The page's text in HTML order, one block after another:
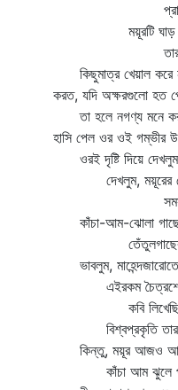
প্রাণের
ময়ূরটি ঘাড় বাঁকায়
তার উদাসীন
কিছুমাত্র খেয়াল করে না
করত, যদি অক্ষরগুলো হত
তা হলে নগণ্য মনে করত
হাসি পেল ওর ওই গম্ভীর
ওরই দৃষ্টি দিয়ে দেখলুম
দেখলুম, ময়ূরের
সমস্ত নীল
কাঁচা-আম-ঝোলা গাছের
তেঁতুলগাছের
ভাবলুম, মাহেন্দজারোতে
এইরকম চৈত্রশেষের
কবি লিখেছিল
বিশ্বপ্রকৃতি তার
কিন্তু, ময়ূর আজও আছে
কাঁচা আম ঝুলে